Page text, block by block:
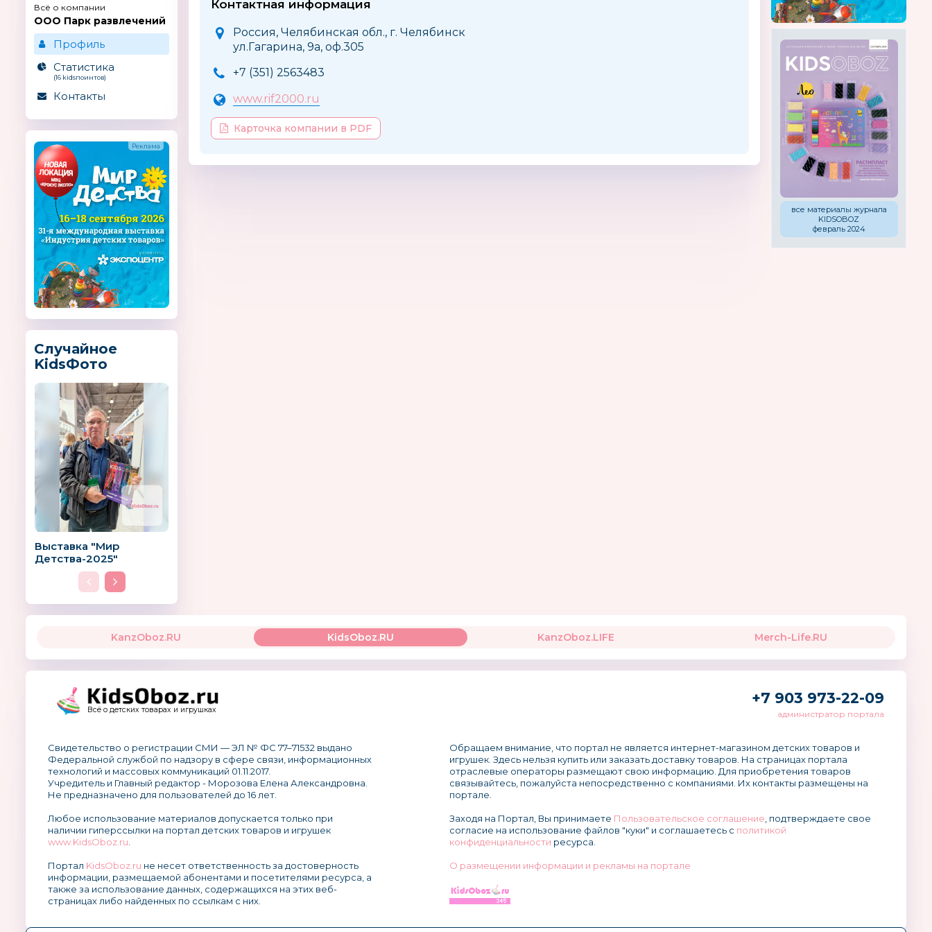
Всё о компании
ООО Парк развлечений
Профиль
Статистика
(16 kidsпоинтов)
Контакты
Случайное
KidsФото
Выставка "Мир
Детства-2025"
Контактная информация
Россия, Челябинская обл., г. Челябинск
ул.Гагарина, 9а, оф.305
+7 (351) 2563483
www.rif2000.ru
Карточка компании в PDF
все материалы журнала
KIDSOBOZ
февраль 2024
KanzOboz.RU KidsOboz.RU KanzOboz.LIFE Merch-Life.RU
Всё о детских товарах и игрушках
+7 903 973-22-09
администратор портала
Свидетельство о регистрации СМИ — ЭЛ № ФС 77–71532 выдано
Федеральной службой по надзору в сфере связи, информационных
технологий и массовых коммуникаций 01.11.2017.
Учредитель и Главный редактор - Морозова Елена Александровна.
Не предназначено для пользователей до 16 лет.
Любое использование материалов допускается только при
наличии гиперссылки на портал детских товаров и игрушек
www.KidsOboz.ru
Портал KidsOboz.ru не несет ответственность за достоверность
информации, размещаемой абонентами и посетителями ресурса, а
также за использование данных, содержащихся на этих веб-
страницах либо найденных по ссылкам с них.
Обращаем внимание, что портал не является интернет-магазином детских товаров и
игрушек. Здесь нельзя купить или заказать доставку товаров. На страницах портала
отраслевые операторы размещают свою информацию. Для приобретения товаров
связывайтесь, пожалуйста непосредственно с компаниями. Их контакты размещены на
портале.
Заходя на Портал, Вы принимаете Пользовательское соглашение , подтверждаете свое
согласие на использование файлов "куки" и соглашаетесь с политикой
конфиденциальности ресурса.
О размещении информации и рекламы на портале